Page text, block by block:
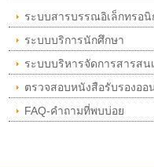
ระบบสารบรรณอิเล็กทรอนิ
ระบบบริการนักศึกษา
ระบบบริหารจัดการสารสน
ตรวจสอบหนังสือรับรองออ
FAQ-คำถามที่พบบ่อย